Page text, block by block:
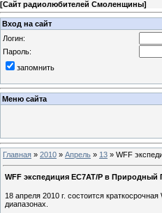
[Сайт радиолюбителей Смоленщины]
Вход на сайт
Логин:
Пароль:
запомнить
Меню сайта
Главная » 2010 » Апрель » 13 » WFF
WFF экспедиция EC7AT/P в Природный
18 апреля 2010 г. состоится
диапазонах.